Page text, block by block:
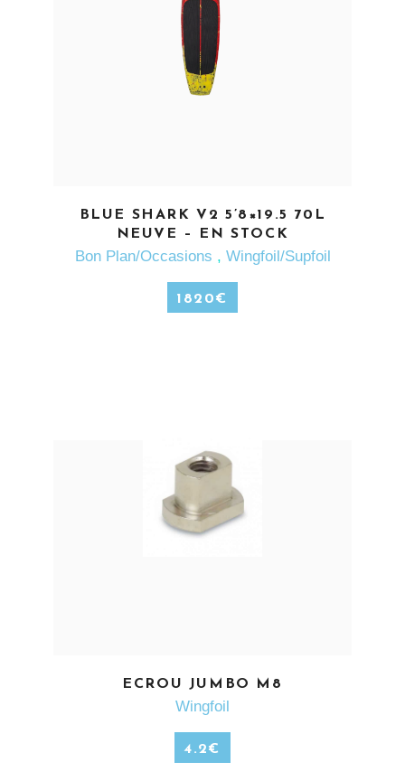
EN SAVOIR PLUS
BLUE SHARK V2 5’8×19.5 70L
NEUVE – EN STOCK
Bon Plan/Occasions , Wingfoil/Supfoil
1820€
EN SAVOIR PLUS
ECROU JUMBO M8
Wingfoil
4.2€